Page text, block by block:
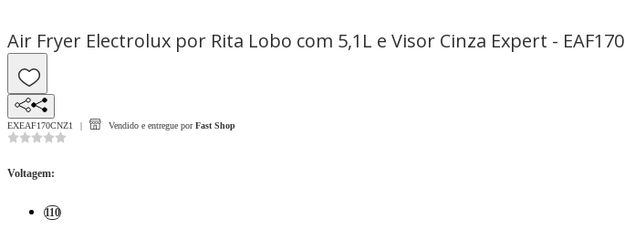
Air Fryer Electrolux por Rita Lobo com 5,1L e Visor Cinza Expert - EAF170
EXEAF170CNZ1 Vendido e entregue por Fast Shop
Voltagem:
110